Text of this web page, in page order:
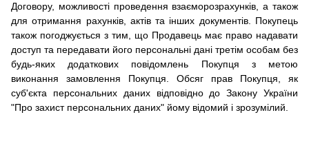
Договору, можливості проведення взаєморозрахунків, а також
для отримання рахунків, актів та інших документів.
Покупець
також погоджується з тим, що Продавець має право надавати
доступ та передавати його персональні дані третім особам без
будь-яких додаткових повідомлень Покупця з метою
виконання замовлення Покупця.
Обсяг прав Покупця, як
суб'єкта персональних даних відповідно до Закону України
"Про захист персональних даних" йому відомий і зрозумілий.